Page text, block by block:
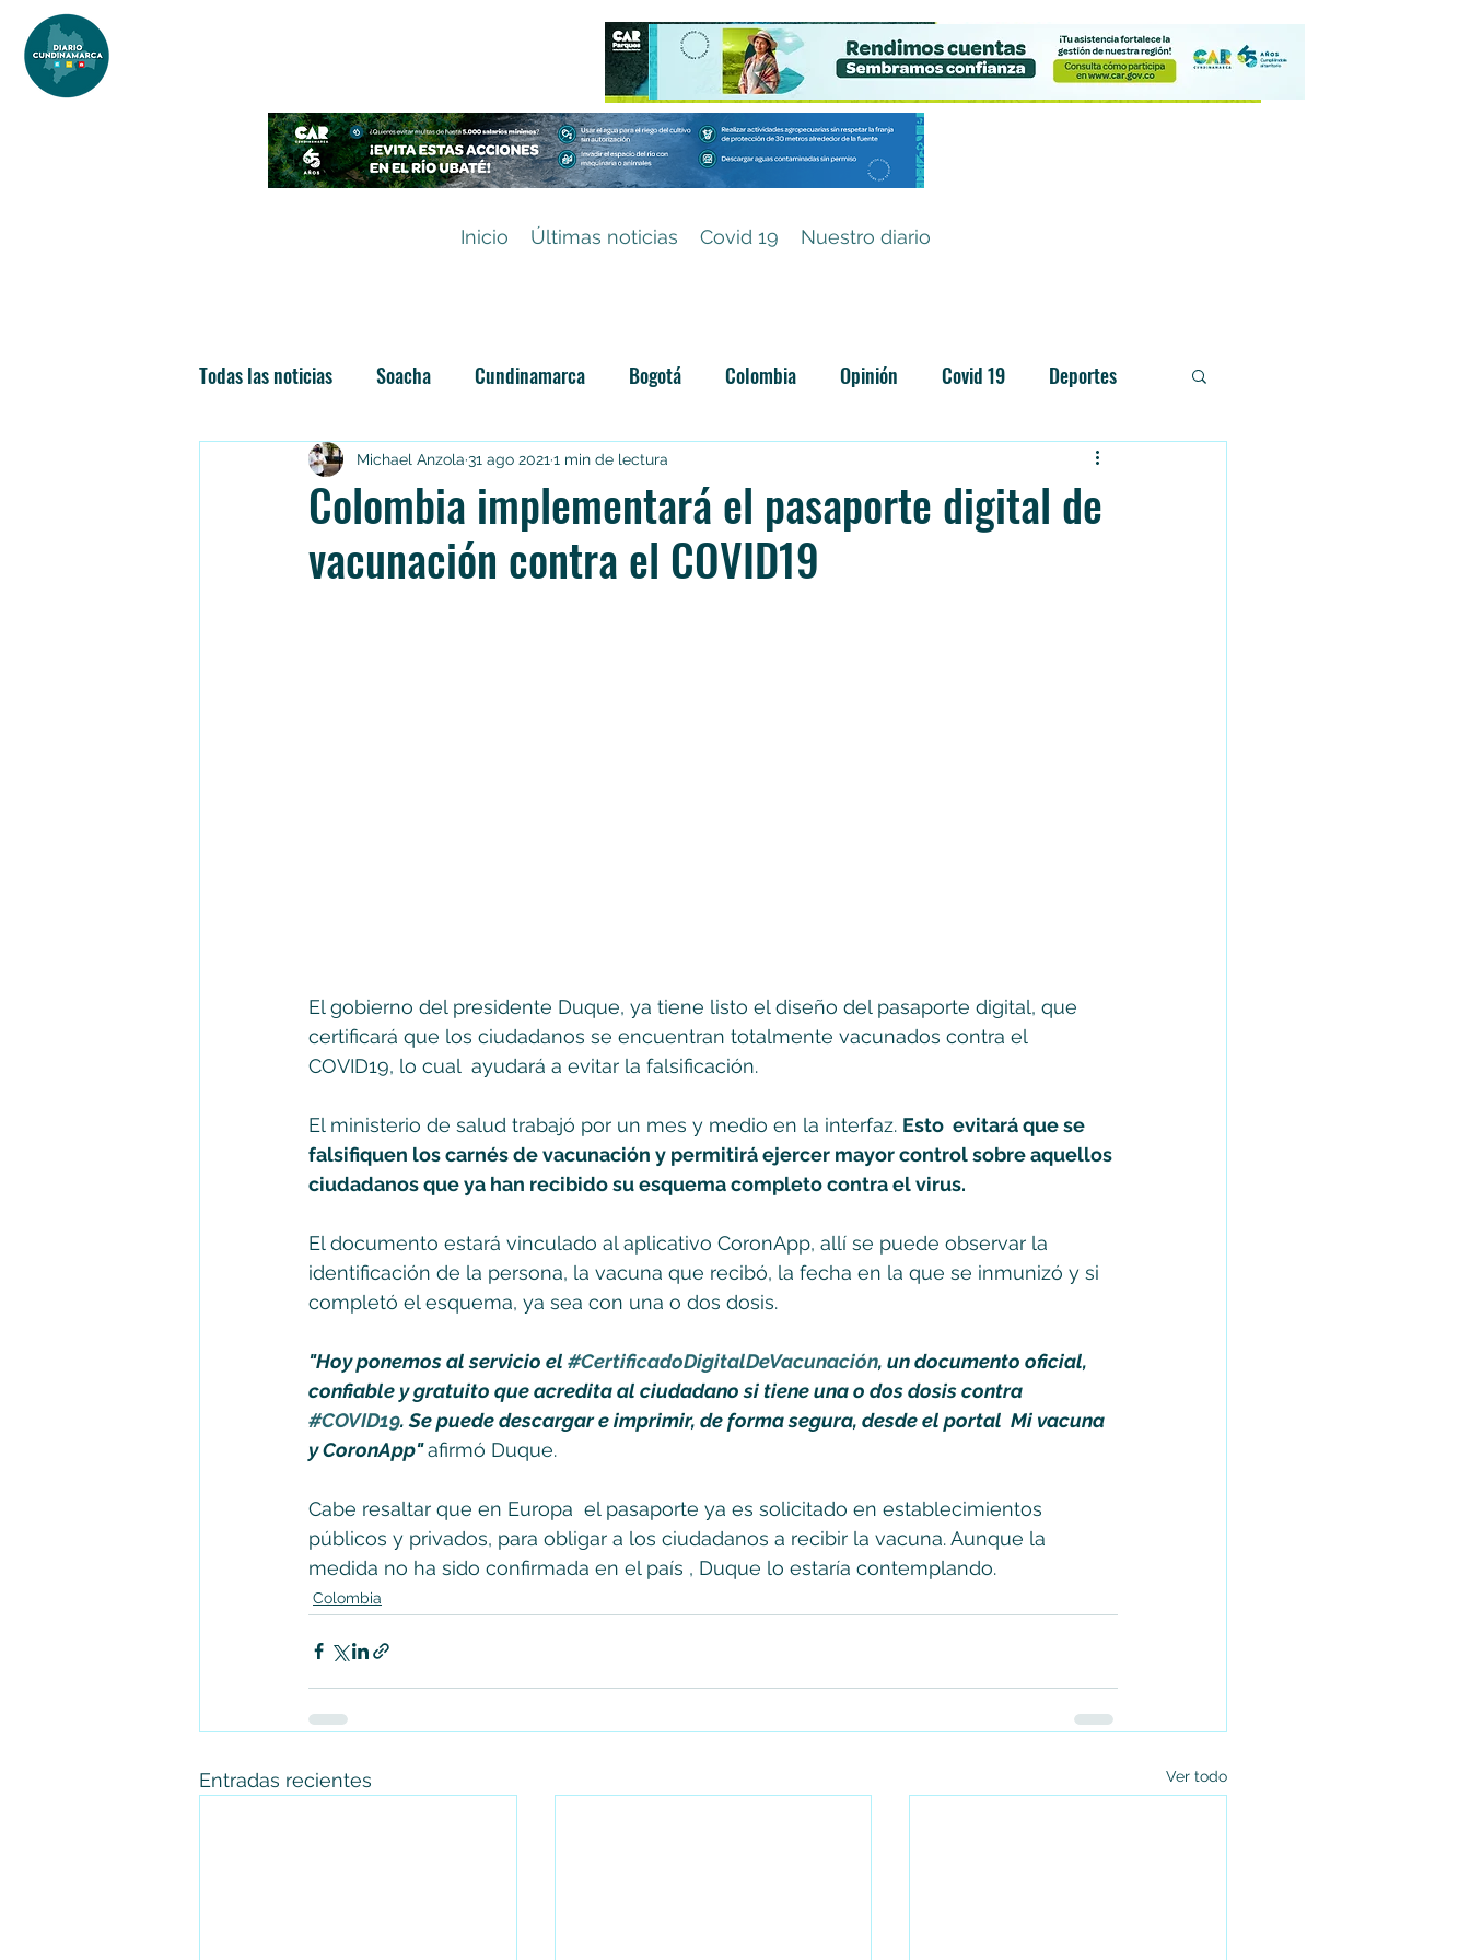
Inicio Últimas noticias Covid 19 Nuestro diario
Todas las noticias Soacha Cundinamarca Bogotá Colombia Opinión Covid 19 Deportes
Las nuevas soachunidades Categoría sin título
Colombia implementará el pasaporte digital de
vacunación contra el COVID19
Michael Anzola 31 ago 2021 1 min de lectura
El gobierno del presidente Duque, ya tiene listo el diseño del pasaporte digital, que
certificará que los ciudadanos se encuentran totalmente vacunados contra el
COVID19, lo cual  ayudará a evitar la falsificación.
El ministerio de salud trabajó por un mes y medio en la interfaz. Esto  evitará que se
falsifiquen los carnés de vacunación y permitirá ejercer mayor control sobre aquellos
ciudadanos que ya han recibido su esquema completo contra el virus.
El documento estará vinculado al aplicativo CoronApp, allí se puede observar la
identificación de la persona, la vacuna que recibó, la fecha en la que se inmunizó y si
completó el esquema, ya sea con una o dos dosis.
"Hoy ponemos al servicio el #CertificadoDigitalDeVacunación, un documento oficial,
confiable y gratuito que acredita al ciudadano si tiene una o dos dosis contra
#COVID19. Se puede descargar e imprimir, de forma segura, desde el portal  Mi vacuna
y CoronApp" afirmó Duque.
Cabe resaltar que en Europa  el pasaporte ya es solicitado en establecimientos
públicos y privados, para obligar a los ciudadanos a recibir la vacuna. Aunque la
medida no ha sido confirmada en el país , Duque lo estaría contemplando.
Colombia
Entradas recientes Ver todo